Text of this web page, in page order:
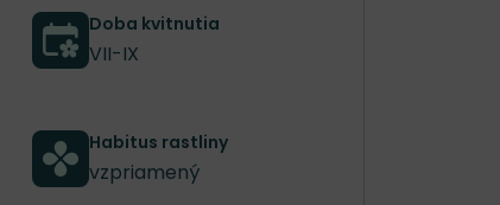
Doba kvitnutia
VII-IX
Habitus rastliny
vzpriamený